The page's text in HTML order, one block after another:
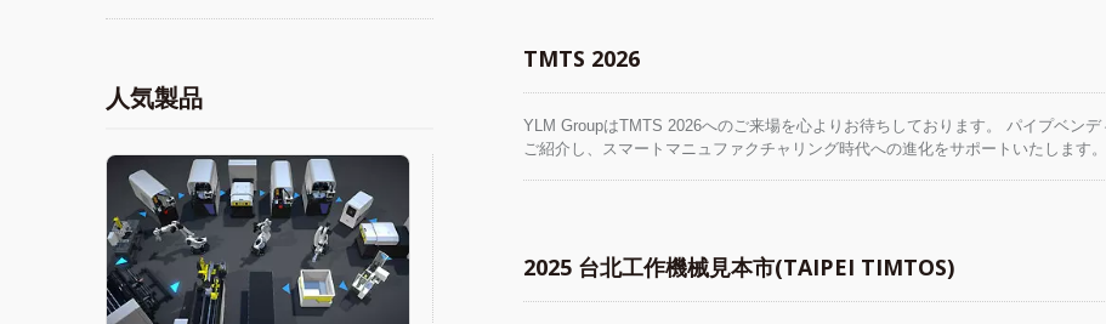
人気製品
TMTS 2026
YLM GroupはTMTS 2026へのご来場を心よりお待ちしております。 パイプベン
ご紹介し、スマートマニュファクチャリング時代への進化をサポートいたします。
2025 台北工作機械見本市(TAIPEI TIMTOS)